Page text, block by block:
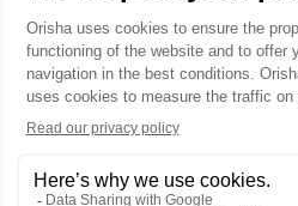
de
digitalisant
métiers,